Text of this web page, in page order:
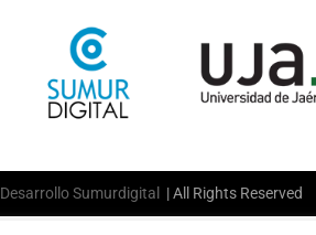
DesarrolloSumurdigital | All Rights Reserved